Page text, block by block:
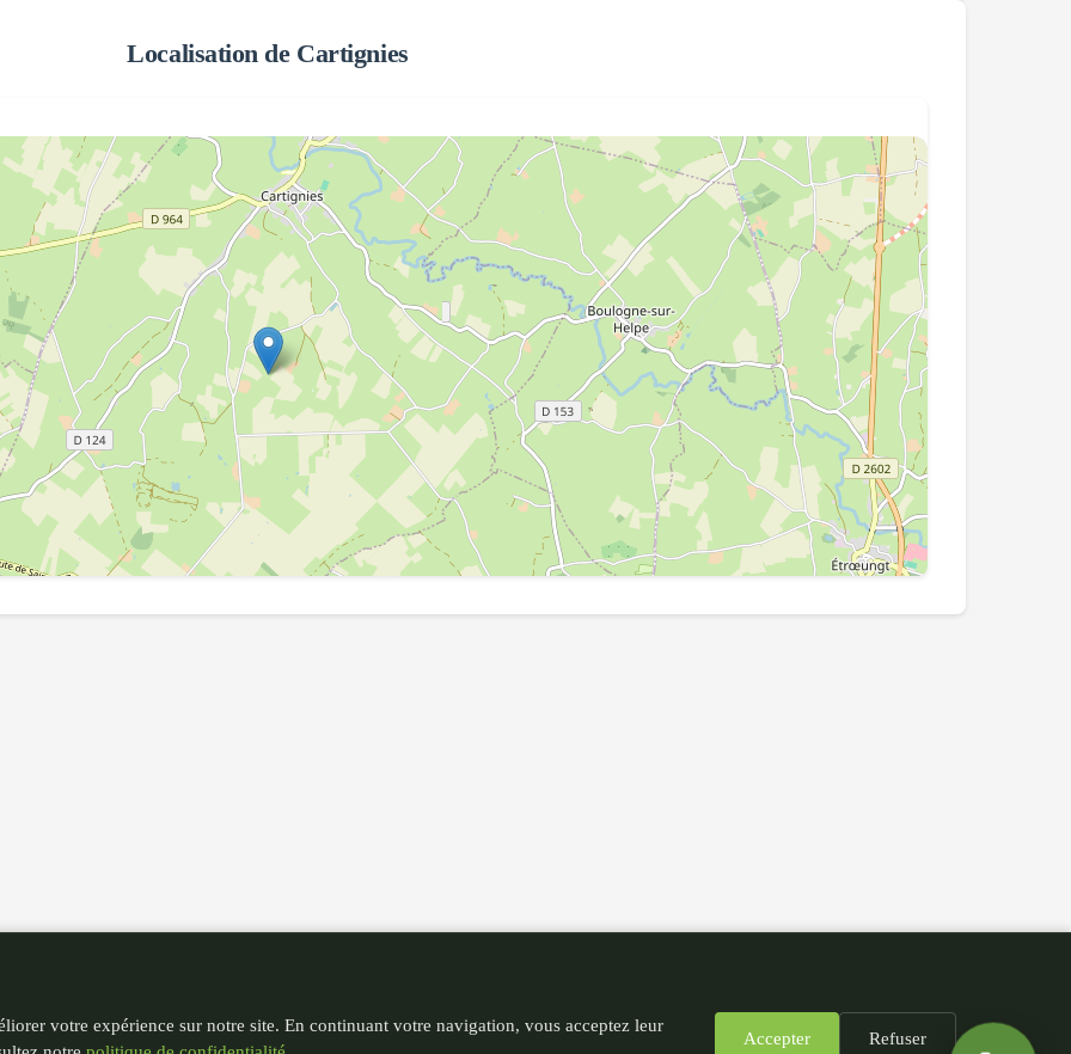
Localisation de Cartignies
votre expérience sur notre site. En continuant votre navigation, vous acceptez leur
Accepter Refuser